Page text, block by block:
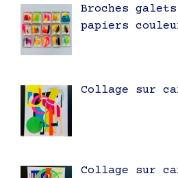
Broches
papiers
Collage sur
Collage sur